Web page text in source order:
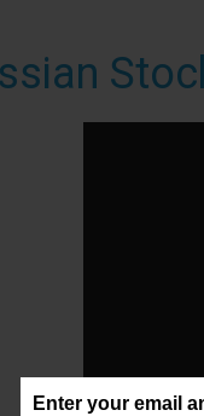
Enter your email